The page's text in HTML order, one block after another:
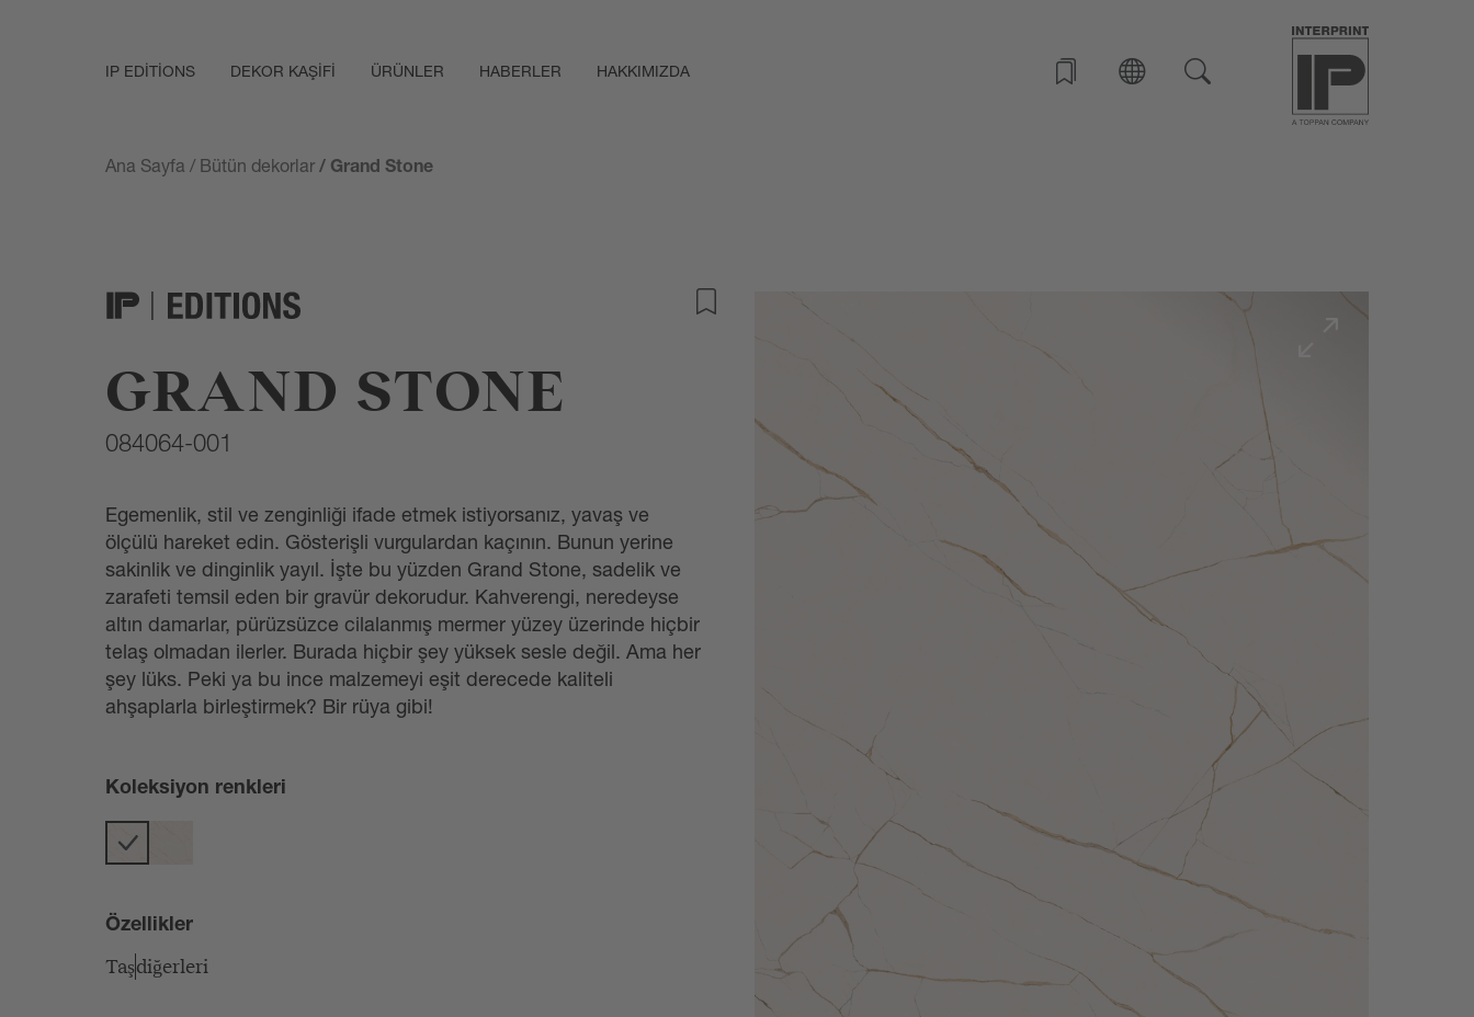
IP EDITIONS DEKOR KAŞIFI ÜRÜNLER HABERLER HAKKIMIZDA
Ana Sayfa / Bütün dekorlar / Grand Stone
GRAND STONE
084064-001
Egemenlik, stil ve zenginliği ifade etmek istiyorsanız, yavaş ve
ölçülü hareket edin. Gösterişli vurgulardan kaçının. Bunun yerine
sakinlik ve dinginlik yayıl. İşte bu yüzden Grand Stone, sadelik ve
zarafeti temsil eden bir gravür dekorudur. Kahverengi, neredeyse
altın damarlar, pürüzsüzce cilalanmış mermer yüzey üzerinde hiçbir
telaş olmadan ilerler. Burada hiçbir şey yüksek sesle değil. Ama her
şey lüks. Peki ya bu ince malzemeyi eşit derecede kaliteli
ahşaplarla birleştirmek? Bir rüya gibi!
Koleksiyon renkleri
Özellikler
Taşdiğerleri